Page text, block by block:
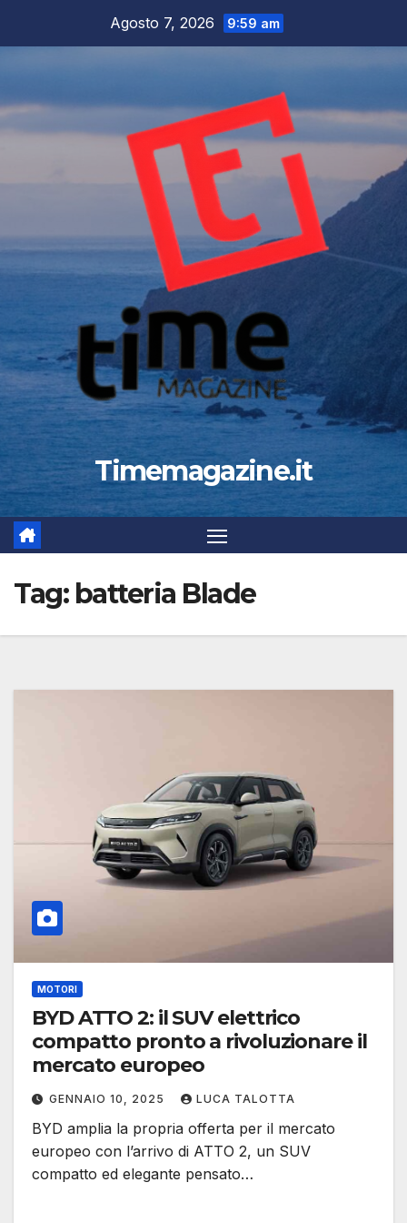
Agosto 7, 2026 9:59 am
Timemagazine.it
Tag: batteria Blade
MOTORI
BYD ATTO 2: il SUV elettrico
compatto pronto a rivoluzionare il
mercato europeo
GENNAIO 10, 2025 LUCA TALOTTA
BYD amplia la propria offerta per il mercato
europeo con l’arrivo di ATTO 2, un SUV
compatto ed elegante pensato…